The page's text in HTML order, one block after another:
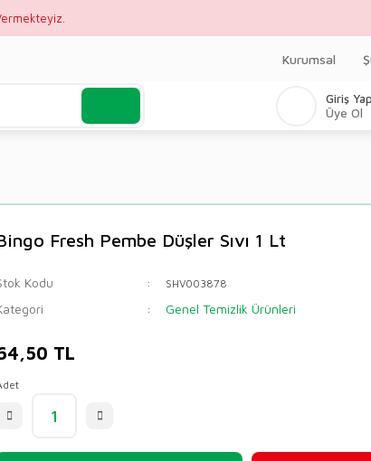
Kurumsal
Giriş Yap
Üye Ol
Fresh Pembe Düşler Sıvı 1 Lt
Kodu SHV003878
Genel Temizlik Ürünleri
TL